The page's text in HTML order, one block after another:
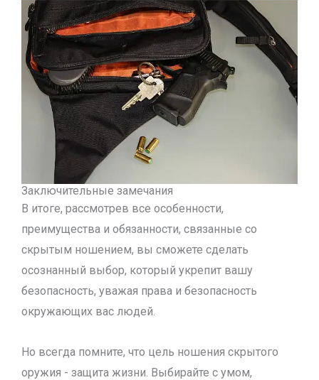
Заключительные замечания
В итоге, рассмотрев все особенности,
преимущества и обязанности, связанные со
скрытым ношением, вы сможете сделать
осознанный выбор, который укрепит вашу
безопасность, уважая права и безопасность
окружающих вас людей.
Но всегда помните, что цель ношения скрытого
оружия - защита жизни. Выбирайте с умом,